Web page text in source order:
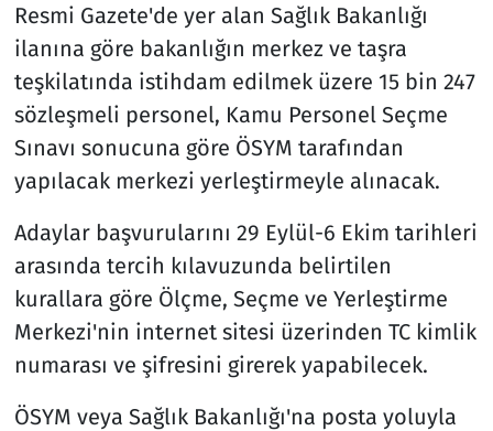
Resmi Gazete'de yer alan Sağlık Bakanlığı
ilanına göre bakanlığın merkez ve taşra
teşkilatında istihdam edilmek üzere 15 bin 247
sözleşmeli personel, Kamu Personel Seçme
Sınavı sonucuna göre ÖSYM tarafından
yapılacak merkezi yerleştirmeyle alınacak.
Adaylar başvurularını 29 Eylül-6 Ekim tarihleri
arasında tercih kılavuzunda belirtilen
kurallara göre Ölçme, Seçme ve Yerleştirme
Merkezi'nin internet sitesi üzerinden TC kimlik
numarası ve şifresini girerek yapabilecek.
ÖSYM veya Sağlık Bakanlığı'na posta yoluyla
Spor
Teknoloji ve Bilim
Televizyon